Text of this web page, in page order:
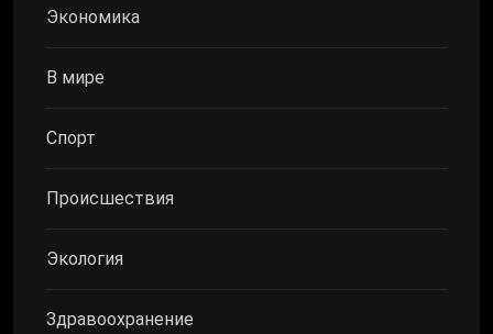
Экономика
В мире
Спорт
Происшествия
Экология
Здравоохранение